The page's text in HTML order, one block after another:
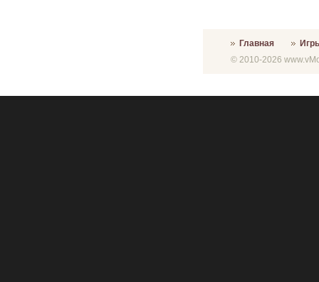
Главная
© 2010-2026